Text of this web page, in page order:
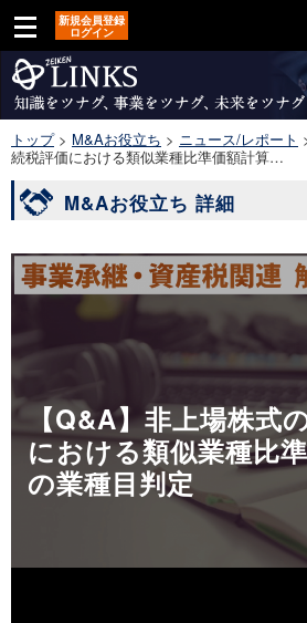
新規会員登録
ログイン
トップ> M&Aお役立ち > ニュース/レポート
続税評価における類似業種比準価額計算…
M&Aお役立ち 詳細
【Q&A】非上場株式
における類似業種比
の業種目判定